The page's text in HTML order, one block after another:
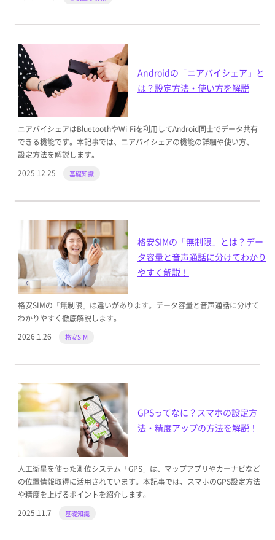
Androidの「ニアバイシェア」と
は？設定方法・使い方を解説
ニアバイシェアはBluetoothやWi-Fiを利用してAndroid同士でデータ共有
できる機能です。本記事では、ニアバイシェアの機能の詳細や使い方、
設定方法を解説します。
2025.12.25
基礎知識
格安SIMの「無制限」とは？デー
タ容量と音声通話に分けてわかり
やすく解説！
格安SIMの「無制限」は違いがあります。データ容量と音声通話に分けて
わかりやすく徹底解説します。
2026.1.26
格安SIM
GPSってなに？スマホの設定方
法・精度アップの方法を解説！
人工衛星を使った測位システム「GPS」は、マップアプリやカーナビなど
の位置情報取得に活用されています。本記事では、スマホのGPS設定方法
や精度を上げるポイントを紹介します。
2025.11.7
基礎知識